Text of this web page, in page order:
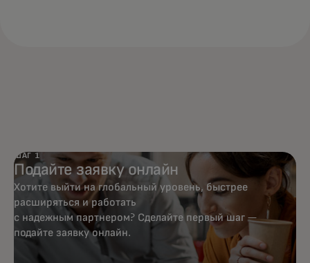
ШАГ 1
Подайте заявку онлайн
Хотите выйти на глобальный уровень, быстрее
расширяться и работать
с надежным партнером? Сделайте первый шаг —
подайте заявку онлайн.